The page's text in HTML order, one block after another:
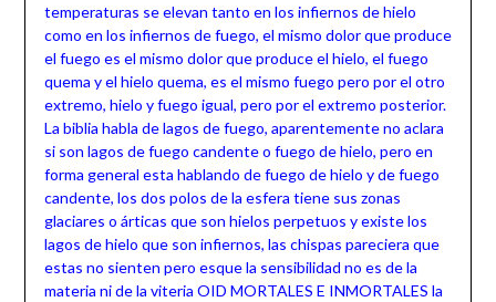
temperaturas se elevan tanto en los infiernos de hielo
como en los infiernos de fuego, el mismo dolor que produce
el fuego es el mismo dolor que produce el hielo, el fuego
quema y el hielo quema, es el mismo fuego pero por el otro
extremo, hielo y fuego igual, pero por el extremo posterior.
La biblia habla de lagos de fuego, aparentemente no aclara
si son lagos de fuego candente o fuego de hielo, pero en
forma general esta hablando de fuego de hielo y de fuego
candente, los dos polos de la esfera tiene sus zonas
glaciares o árticas que son hielos perpetuos y existe los
lagos de hielo que son infiernos, las chispas pareciera que
estas no sienten pero esque la sensibilidad no es de la
materia ni de la viteria OID MORTALES E INMORTALES la